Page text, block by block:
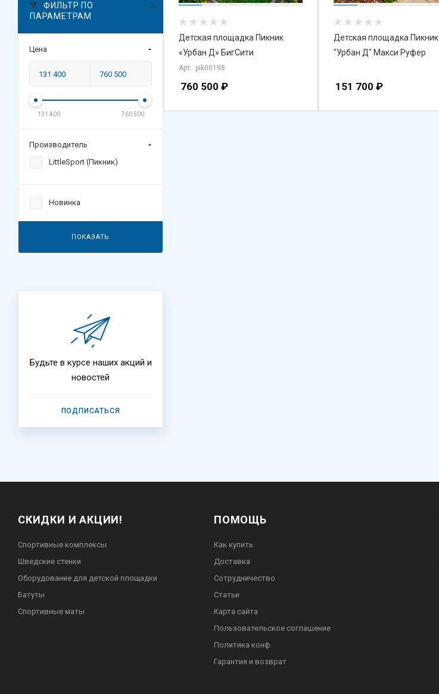
Детская площадка Пикник
«Урбан Д» БигСити
Арт.: pik00198
760 500 ₽
Детская площадка Пикник
"Урбан Д" Макси Руфер
151 700 ₽
ФИЛЬТР ПО
ПАРАМЕТРАМ
Цена
131 400 760 500
Производитель
LittleSport (Пикник)
Новинка
ПОКАЗАТЬ
Будьте в курсе наших акций и
новостей
ПОДПИСАТЬСЯ
СКИДКИ И АКЦИИ!
Спортивные комплексы
Шведские стенки
Оборудование для детской площадки
Батуты
Спортивные маты
ПОМОЩЬ
Как купить
Доставка
Сотрудничество
Статьи
Карта сайта
Пользовательское соглашение
Политика конф.
Гарантия и возврат